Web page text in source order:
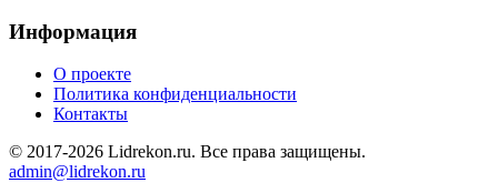
Информация
О проекте
Политика конфиденциальности
Контакты
© 2017-2026 Lidrekon.ru. Все права защищены.
admin@lidrekon.ru